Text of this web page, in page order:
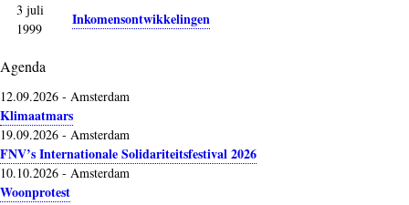
3 juli
1999
Inkomensontwikkelingen
Agenda
12.09.2026 - Amsterdam
Klimaatmars
19.09.2026 - Amsterdam
FNV’s Internationale Solidariteitsfestival 2026
10.10.2026 - Amsterdam
Woonprotest